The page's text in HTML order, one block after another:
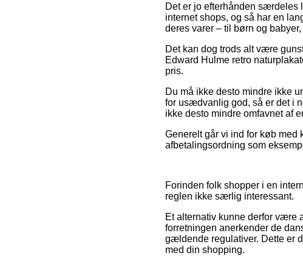
Det er jo efterhånden særdeles
internet shops, og så har en
deres varer – til børn og
Det kan dog trods alt være
Edward Hulme retro
pris.
Du må ikke desto mindre ikke
for usædvanlig god, så er det i
ikke desto mindre omfavnet af
Generelt går vi ind for køb med
afbetalingsordning som
Forinden folk shopper i en
reglen ikke særlig interessant.
Et alternativ kunne derfor være
forretningen anerkender de
gældende regulativer. Dette er
med din shopping.